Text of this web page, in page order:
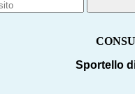
Sportello